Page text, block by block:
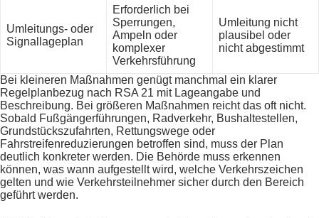
Umleitungs- oder
Signallageplan
Erforderlich bei
Sperrungen,
Ampeln oder
komplexer
Verkehrsführung
Umleitung nicht
plausibel oder
nicht abgestimmt
Bei kleineren Maßnahmen genügt manchmal ein klarer
Regelplanbezug nach RSA 21 mit Lageangabe und
Beschreibung. Bei größeren Maßnahmen reicht das oft nicht.
Sobald Fußgängerführungen, Radverkehr, Bushaltestellen,
Grundstückszufahrten, Rettungswege oder
Fahrstreifenreduzierungen betroffen sind, muss der Plan
deutlich konkreter werden. Die Behörde muss erkennen
können, was wann aufgestellt wird, welche Verkehrszeichen
gelten und wie Verkehrsteilnehmer sicher durch den Bereich
geführt werden.